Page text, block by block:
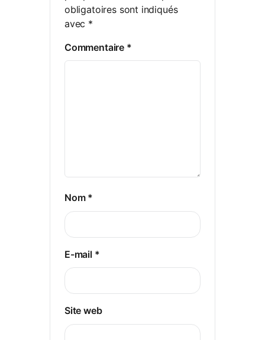
obligatoires sont indiqués
avec *
Commentaire *
Nom *
E-mail *
Site web